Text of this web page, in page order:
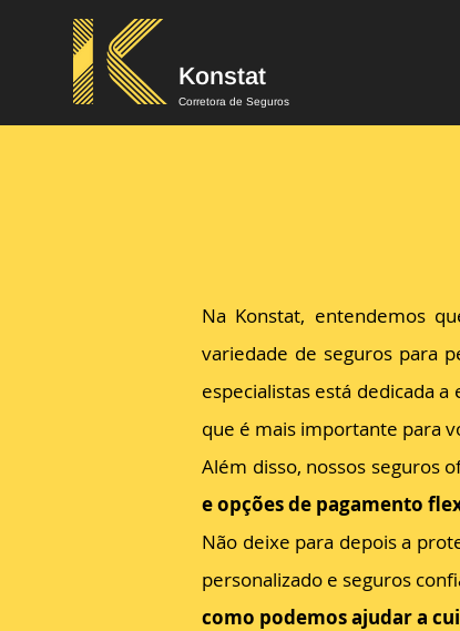
Konstat
Corretora de Seguros
Na Konstat, entendemos
variedade de seguros para
especialistas está dedicada
que é mais importante para
Além disso, nossos seguros
e opções de pagamento
Não deixe para depois a
personalizado e seguros
como podemos ajudar a